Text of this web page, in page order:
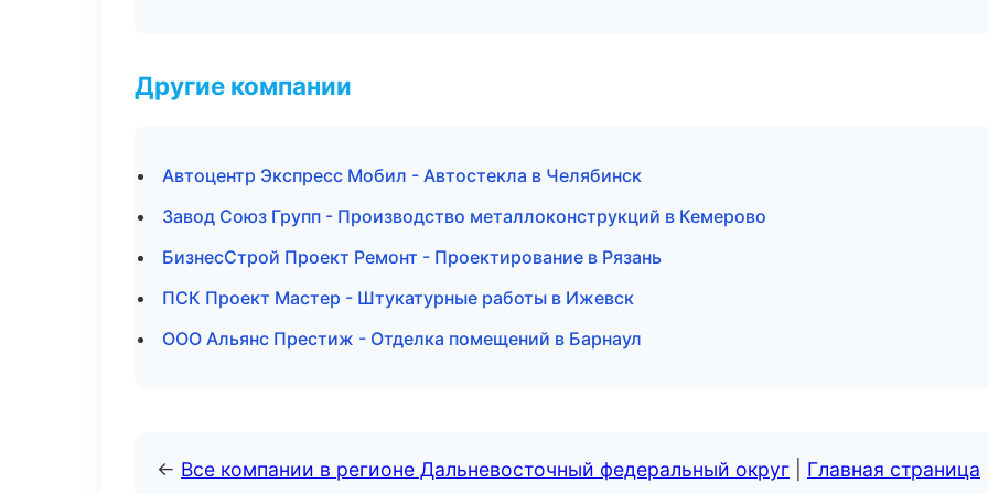
Другие компании
Автоцентр Экспресс Мобил - Автостекла в Челябинск
Завод Союз Групп - Производство металлоконструкций в Кемерово
БизнесСтрой Проект Ремонт - Проектирование в Рязань
ПСК Проект Мастер - Штукатурные работы в Ижевск
ООО Альянс Престиж - Отделка помещений в Барнаул
← Все компании в регионе Дальневосточный федеральный округ Главная страница